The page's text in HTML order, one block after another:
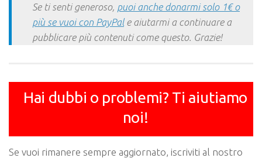
Se ti senti generoso, puoi anche donarmi solo 1€ o
più se vuoi con PayPale aiutarmi a continuare a
pubblicare più contenuti come questo. Grazie!
Hai dubbi o problemi? Ti aiutiamo
noi!
Se vuoi rimanere sempre aggiornato, iscriviti al nostro